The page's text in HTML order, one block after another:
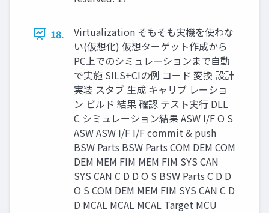
18.
Virtualization そもそも実機を使わな
い(仮想化) 仮想ターゲット作成から
PC上でのシミュレーションまで自動
で実施 SILS+CIの例 コード 変換 設計
実装 スタブ 生成 キャリブ レーショ
ン ビルド 結果 確認 テスト実行 DLL
C シミュレーション結果 ASW I/F O S
ASW ASW I/F I/F commit & push
BSW Parts BSW Parts COM DEM COM
DEM MEM FIM MEM FIM SYS CAN
SYS CAN C D D O S BSW Parts C D D
O S COM DEM MEM FIM SYS CAN C D
D MCAL MCAL MCAL Target MCU